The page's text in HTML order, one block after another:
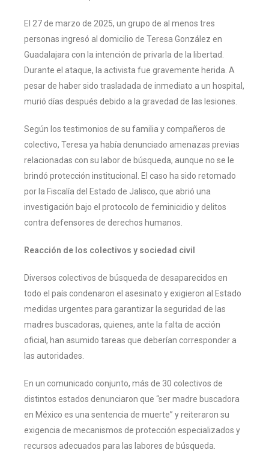
El 27 de marzo de 2025, un grupo de al menos tres
personas ingresó al domicilio de Teresa González en
Guadalajara con la intención de privarla de la libertad.
Durante el ataque, la activista fue gravemente herida. A
pesar de haber sido trasladada de inmediato a un hospital,
murió días después debido a la gravedad de las lesiones.
Según los testimonios de su familia y compañeros de
colectivo, Teresa ya había denunciado amenazas previas
relacionadas con su labor de búsqueda, aunque no se le
brindó protección institucional. El caso ha sido retomado
por la Fiscalía del Estado de Jalisco, que abrió una
investigación bajo el protocolo de feminicidio y delitos
contra defensores de derechos humanos.
Reacción de los colectivos y sociedad civil
Diversos colectivos de búsqueda de desaparecidos en
todo el país condenaron el asesinato y exigieron al Estado
medidas urgentes para garantizar la seguridad de las
madres buscadoras, quienes, ante la falta de acción
oficial, han asumido tareas que deberían corresponder a
las autoridades.
En un comunicado conjunto, más de 30 colectivos de
distintos estados denunciaron que “ser madre buscadora
en México es una sentencia de muerte” y reiteraron su
exigencia de mecanismos de protección especializados y
recursos adecuados para las labores de búsqueda.